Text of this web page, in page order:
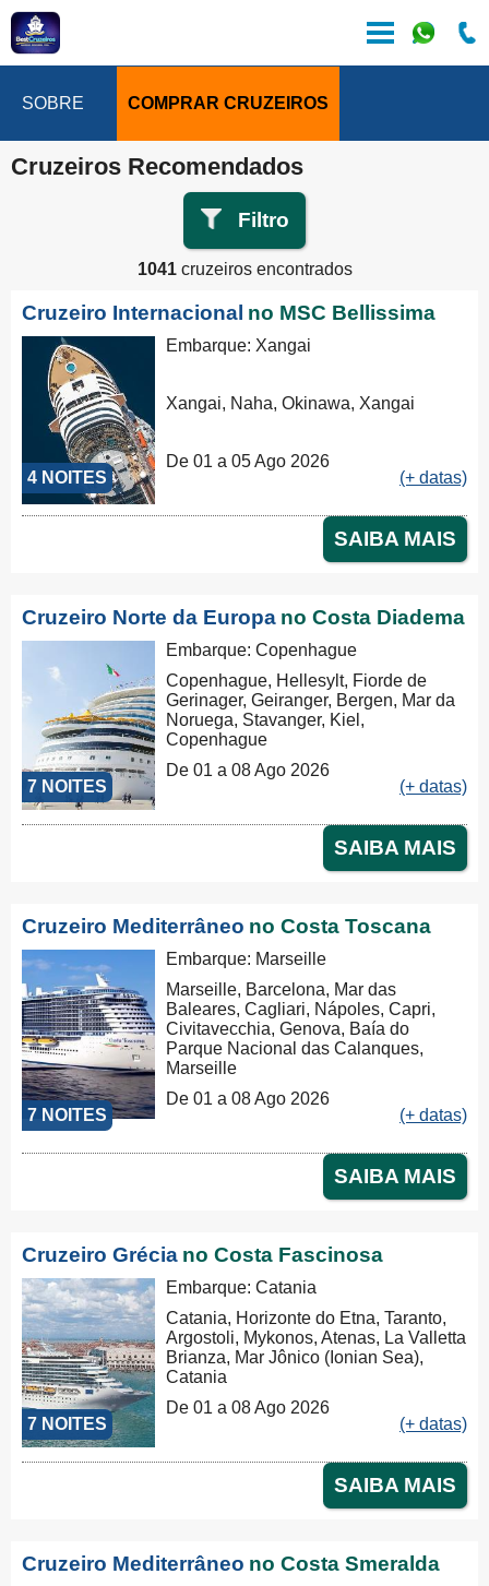
SOBRE COMPRAR CRUZEIROS
Cruzeiros Recomendados
Filtro
1041cruzeiros encontrados
Cruzeiro Internacional no MSC Bellissima
4 NOITES
Embarque: Xangai
Xangai, Naha, Okinawa, Xangai
De 01 a 05 Ago 2026
(+ datas)
SAIBA MAIS
Cruzeiro Norte da Europa no Costa Diadema
7 NOITES
Embarque: Copenhague
Copenhague, Hellesylt, Fiorde de
Gerinager, Geiranger, Bergen, Mar da
Noruega, Stavanger, Kiel,
Copenhague
De 01 a 08 Ago 2026
(+ datas)
SAIBA MAIS
Cruzeiro Mediterrâneo no Costa Toscana
7 NOITES
Embarque: Marseille
Marseille, Barcelona, Mar das
Baleares, Cagliari, Nápoles, Capri,
Civitavecchia, Genova, Baía do
Parque Nacional das Calanques,
Marseille
De 01 a 08 Ago 2026
(+ datas)
SAIBA MAIS
Cruzeiro Grécia no Costa Fascinosa
7 NOITES
Embarque: Catania
Catania, Horizonte do Etna, Taranto,
Argostoli, Mykonos, Atenas, La Valletta
Brianza, Mar Jônico (Ionian Sea),
Catania
De 01 a 08 Ago 2026
(+ datas)
SAIBA MAIS
Cruzeiro Mediterrâneo no Costa Smeralda